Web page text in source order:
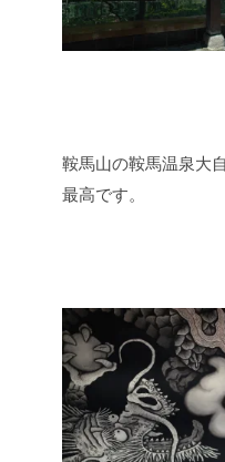
鞍馬山の鞍馬温泉大
最高です。